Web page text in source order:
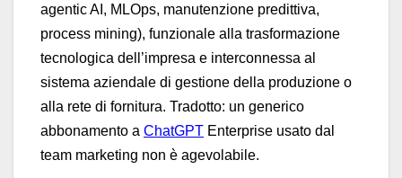
agentic AI, MLOps, manutenzione predittiva,
process mining), funzionale alla trasformazione
tecnologica dell’impresa e interconnessa al
sistema aziendale di gestione della produzione o
alla rete di fornitura. Tradotto: un generico
abbonamento a ChatGPT Enterprise usato dal
team marketing non è agevolabile.